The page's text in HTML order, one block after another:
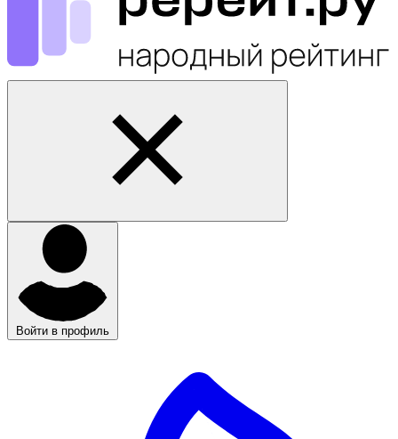
Войти в профиль